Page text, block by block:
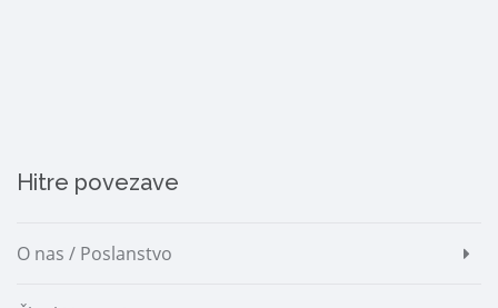
Hitre povezave
O nas / Poslanstvo